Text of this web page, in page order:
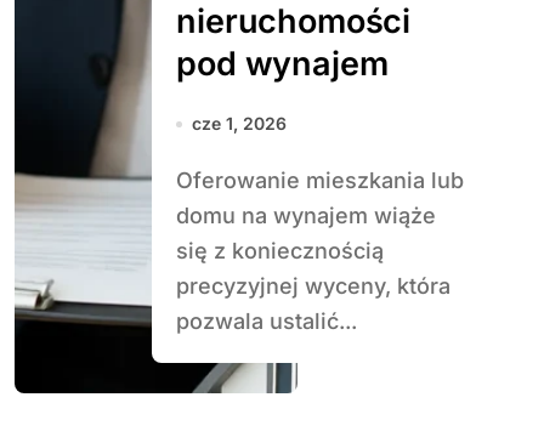
nieruchomości
pod wynajem
cze 1, 2026
Oferowanie mieszkania lub
domu na wynajem wiąże
się z koniecznością
precyzyjnej wyceny, która
pozwala ustalić...